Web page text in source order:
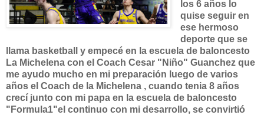
los 6 años lo
quise seguir en
ese hermoso
deporte que se
llama basketball y empecé en la escuela de baloncesto
La Michelena con el Coach Cesar "Niño" Guanchez que
me ayudo mucho en mi preparación luego de varios
años el Coach de la Michelena , cuando tenia 8 años
crecí junto con mi papa en la escuela de baloncesto
"Formula1"el continuo con mi desarrollo, se convirtió